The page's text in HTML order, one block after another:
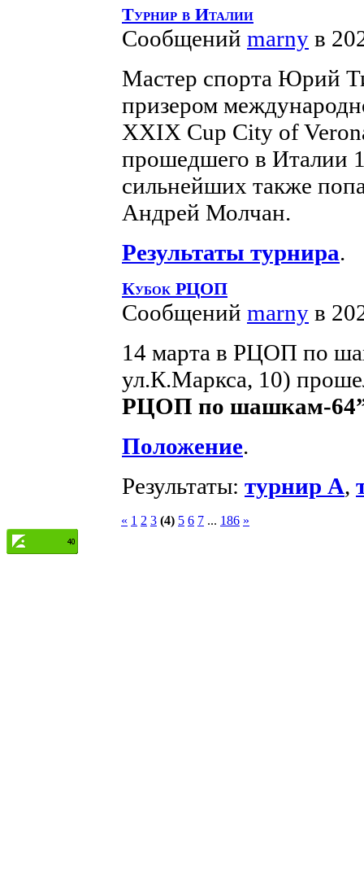
Турнир в Италии
Сообщений marny в
Мастер спорта Юрий
призером
XXIX Cup City of
прошедшего в Италии
сильнейших также
Андрей Молчан.
Результаты турнира.
Кубок РЦОП
Сообщений marny в
14 марта в РЦОП по
ул.К.Маркса, 10)
РЦОП по шашкам-
Положение.
Результаты: турнир А,
« 1 2 3 (4) 5 6 7 ... 186 »